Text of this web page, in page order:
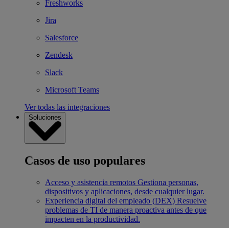
Freshworks
Jira
Salesforce
Zendesk
Slack
Microsoft Teams
Ver todas las integraciones
Soluciones
Casos de uso populares
Acceso y asistencia remotos Gestiona personas,
dispositivos y aplicaciones, desde cualquier lugar.
Experiencia digital del empleado (DEX) Resuelve
problemas de TI de manera proactiva antes de que
impacten en la productividad.